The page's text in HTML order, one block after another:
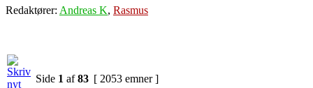
Redaktører: Andreas K, Rasmus
Side 1 af83 [ 2053 emner ]